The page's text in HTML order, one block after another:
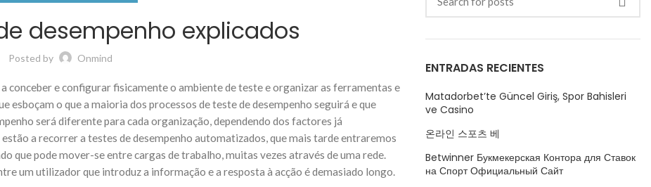
desempenho explicados
Posted by Onmind
conceber e configurar fisicamente o ambiente de teste e organizar as ferramentas e
esboçam o que a maioria dos processos de teste de desempenho seguirá e que
será diferente para cada organização, dependendo dos factores já
a recorrer a testes de desempenho automatizados, que mais tarde entraremos
que pode mover-se entre cargas de trabalho, muitas vezes através de uma rede.
um utilizador que introduz a informação e a resposta à acção é demasiado longo.
ENTRADAS RECIENTES
Matadorbet’te Güncel Giriş, Spor Bahisleri
ve Casino
온라인 스포츠 베
Betwinner Букмекерская Контора для Ставок
на Спорт Официальный Сайт